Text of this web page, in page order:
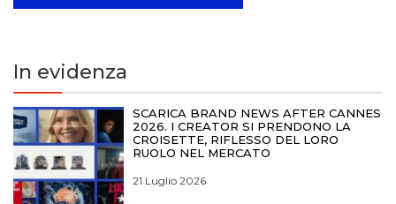
In evidenza
SCARICA BRAND NEWS AFTER CANNES
2026. I CREATOR SI PRENDONO LA
CROISETTE, RIFLESSO DEL LORO
RUOLO NEL MERCATO
21 Luglio 2026